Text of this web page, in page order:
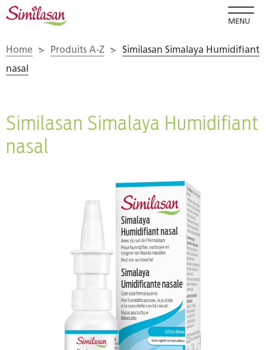
MENU
Home > Produits A-Z > Similasan Simalaya Humidifiant
nasal
Similasan Simalaya Humidifiant
nasal